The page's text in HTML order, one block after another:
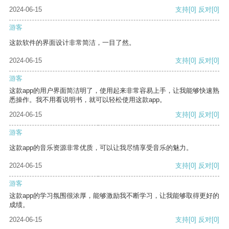
2024-06-15 支持[0] 反对[0]
游客
这款软件的界面设计非常简洁，一目了然。
2024-06-15 支持[0] 反对[0]
游客
这款app的用户界面简洁明了，使用起来非常容易上手，让我能够快速熟
悉操作。我不用看说明书，就可以轻松使用这款app。
2024-06-15
支持[0] 反对[0]
游客
这款app的音乐资源非常优质，可以让我尽情享受音乐的魅力。
2024-06-15 支持[0] 反对[0]
游客
这款app的学习氛围很浓厚，能够激励我不断学习，让我能够取得更好的
成绩。
2024-06-15
支持[0] 反对[0]